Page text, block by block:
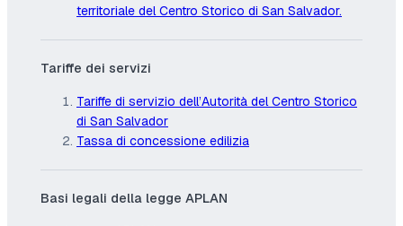
territoriale del Centro Storico di San Salvador.
Tariffe dei servizi
Tariffe di servizio dell’Autorità del Centro Storico
di San Salvador
Tassa di concessione edilizia
Basi legali della legge APLAN